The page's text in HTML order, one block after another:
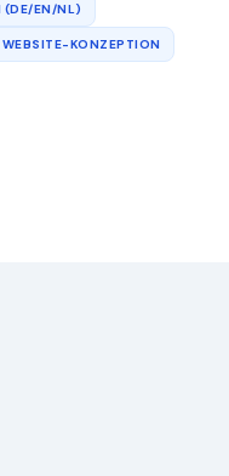
(DE/EN/NL)
WEBSITE-KONZEPTION